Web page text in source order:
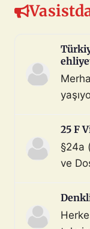
araç
25 F
§24a
ve